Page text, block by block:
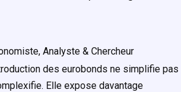
Analyste & Chercheur
des eurobonds ne simplifie pas
Elle expose davantage